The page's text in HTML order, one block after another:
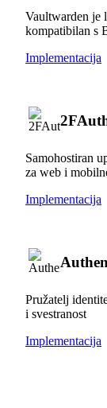
Vaultwarden je
kompatibilan s
Implementacija
Samohostiran
za web i
Implementacija
Pružatelj
i svestranost
Implementacija